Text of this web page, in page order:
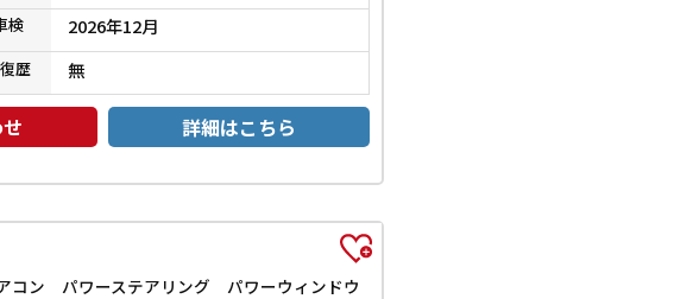
検 2026年12月
歴 無
詳細はこちら
パワーステアリング パワーウィンドウ